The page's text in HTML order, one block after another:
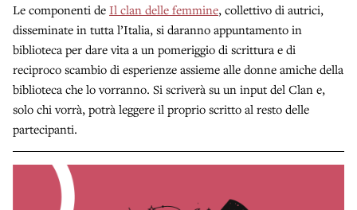
Le componenti de Il clan delle femmine, collettivo di autrici,
disseminate in tutta l’Italia, si daranno appuntamento in
biblioteca per dare vita a un pomeriggio di scrittura e di
reciproco scambio di esperienze assieme alle donne amiche della
biblioteca che lo vorranno. Si scriverà su un input del Clan e,
solo chi vorrà, potrà leggere il proprio scritto al resto delle
partecipanti.